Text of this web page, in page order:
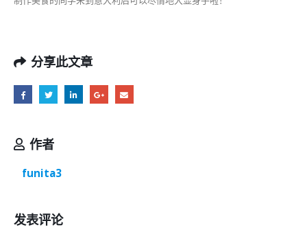
分享此文章
作者
funita3
发表评论